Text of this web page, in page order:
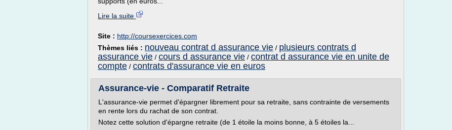
Lire la suite
Site : http://coursexercices.com
Thèmes liés : nouveau contrat d assurance vie / plusieurs contrats d
assurance vie / cours d assurance vie / contrat d assurance vie en unite de
compte / contrats d'assurance vie en euros
Assurance-vie - Comparatif Retraite
L'assurance-vie permet d'épargner librement pour sa retraite, sans contrainte de versements
en rente lors du rachat de son contrat.
Notez cette solution d'épargne retraite (de 1 étoile la moins bonne, à 5 étoiles la...